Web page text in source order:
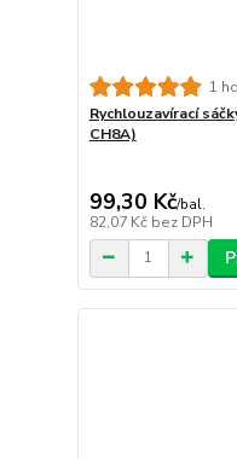
1
Rychlouzavírací
CH8A)
99,30 Kč/bal.
82,07 Kč bez DPH